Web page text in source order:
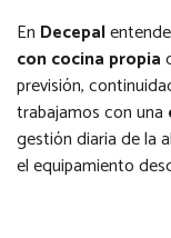
En Decepal
con cocina propia
previsión,
trabajamos con una
gestión diaria de la
el equipamiento